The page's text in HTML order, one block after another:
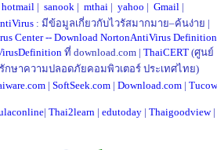
hotmail | sanook | mthai | yahoo | Gmail |
: มีข้อมูลเกี่ยวกับไวรัสมากมาย–ค้นง่าย |
Center -- Download NortonAntiVirus
ที่ download.com | ThaiCERT (ศูนย์
กษาความปลอดภัยคอมพิวเตอร์ ประเทศไทย)
| SoftSeek.com | Download.com |
| Thai2learn | edutoday | Thaigoodview|